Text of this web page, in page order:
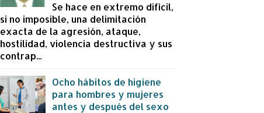
Se hace en extremo difícil,
si no imposible, una delimitación
exacta de la agresión, ataque,
hostilidad, violencia destructiva y sus
contrap...
Ocho hábitos de higiene
para hombres y mujeres
antes y después del sexo